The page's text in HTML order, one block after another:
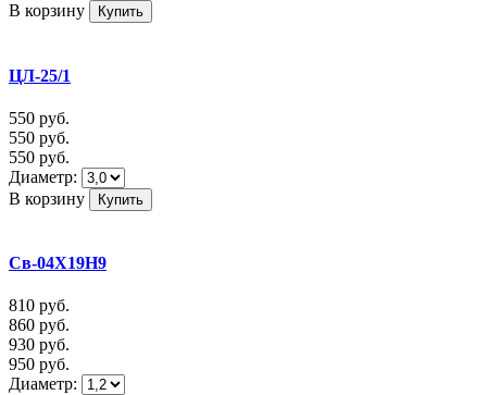
В корзину
ЦЛ-25/1
550 руб.
550 руб.
550 руб.
Диаметр:
В корзину
Св-04Х19Н9
810 руб.
860 руб.
930 руб.
950 руб.
Диаметр: